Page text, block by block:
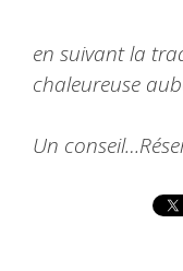
en suivant la
chaleureuse
Un